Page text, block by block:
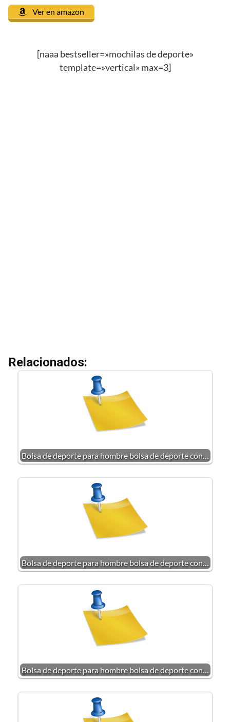
Ver en amazon
[naaa bestseller=»mochilas de deporte»
template=»vertical» max=3]
Relacionados:
Bolsa de deporte para hombre bolsa de deporte con…
Bolsa de deporte para hombre bolsa de deporte con…
Bolsa de deporte para hombre bolsa de deporte con…